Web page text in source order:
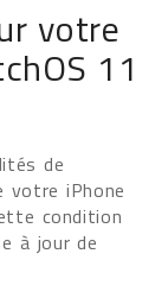
votre
11
de
votre iPhone
condition
à jour de